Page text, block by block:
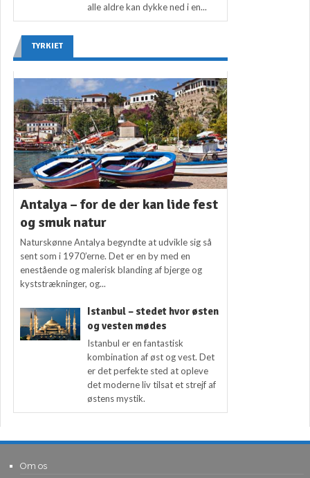
alle aldre kan dykke ned i en...
TYRKIET
Antalya – for de der kan lide fest
og smuk natur
Naturskønne Antalya begyndte at udvikle sig så
sent som i 1970’erne. Det er en by med en
enestående og malerisk blanding af bjerge og
kyststrækninger, og...
Istanbul – stedet hvor østen
og vesten mødes
Istanbul er en fantastisk
kombination af øst og vest. Det
er det perfekte sted at opleve
det moderne liv tilsat et strejf af
østens mystik.
Om os